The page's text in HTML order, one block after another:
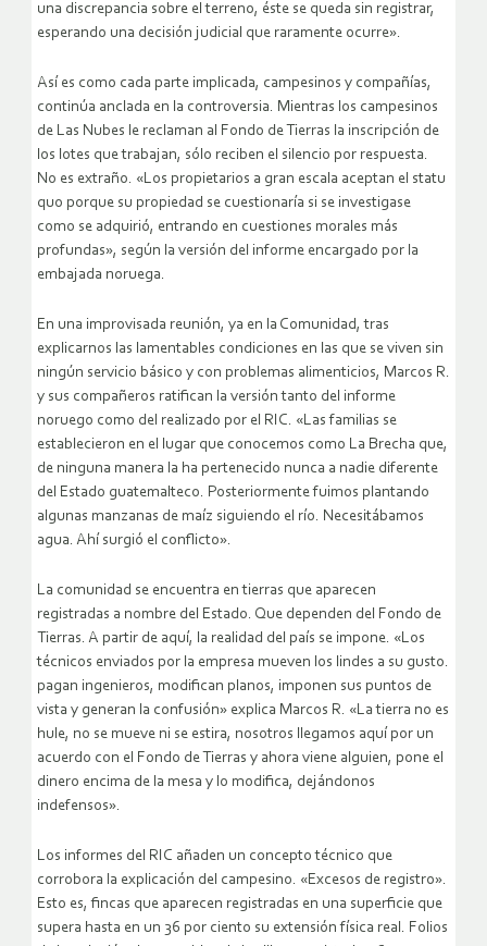
una discrepancia sobre el terreno, éste se queda sin registrar,
esperando una decisión judicial que raramente ocurre».
Así es como cada parte implicada, campesinos y compañías,
continúa anclada en la controversia. Mientras los campesinos
de Las Nubes le reclaman al Fondo de Tierras la inscripción de
los lotes que trabajan, sólo reciben el silencio por respuesta.
No es extraño. «Los propietarios a gran escala aceptan el statu
quo porque su propiedad se cuestionaría si se investigase
como se adquirió, entrando en cuestiones morales más
profundas», según la versión del informe encargado por la
embajada noruega.
En una improvisada reunión, ya en la Comunidad, tras
explicarnos las lamentables condiciones en las que se viven sin
ningún servicio básico y con problemas alimenticios, Marcos R.
y sus compañeros ratifican la versión tanto del informe
noruego como del realizado por el RIC. «Las familias se
establecieron en el lugar que conocemos como La Brecha que,
de ninguna manera la ha pertenecido nunca a nadie diferente
del Estado guatemalteco. Posteriormente fuimos plantando
algunas manzanas de maíz siguiendo el río. Necesitábamos
agua. Ahí surgió el conflicto».
La comunidad se encuentra en tierras que aparecen
registradas a nombre del Estado. Que dependen del Fondo de
Tierras. A partir de aquí, la realidad del país se impone. «Los
técnicos enviados por la empresa mueven los lindes a su gusto.
pagan ingenieros, modifican planos, imponen sus puntos de
vista y generan la confusión» explica Marcos R. «La tierra no es
hule, no se mueve ni se estira, nosotros llegamos aquí por un
acuerdo con el Fondo de Tierras y ahora viene alguien, pone el
dinero encima de la mesa y lo modifica, dejándonos
indefensos».
Los informes del RIC añaden un concepto técnico que
corrobora la explicación del campesino. «Excesos de registro».
Esto es, fincas que aparecen registradas en una superficie que
supera hasta en un 36 por ciento su extensión física real. Folios